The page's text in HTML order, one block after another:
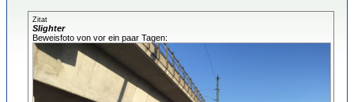
Zitat
Slighter
Beweisfoto von vor ein paar Tagen: